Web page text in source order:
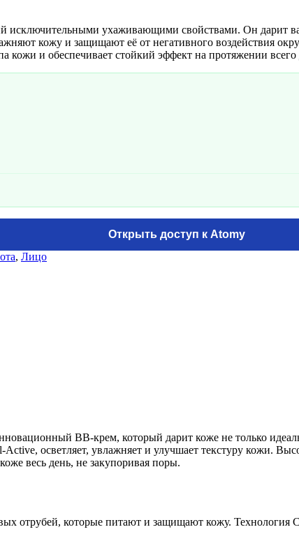
ухаживающими свойствами. Он дарит
кожу и защищают её от негативного воздействия
кожи и обеспечивает стойкий эффект на протяжении всего
Открыть доступ к Atomy
, Лицо
BB-крем, который дарит коже не только
осветляет, увлажняет и улучшает текстуру кожи.
весь день, не закупоривая поры.
отрубей, которые питают и защищают кожу. Технология